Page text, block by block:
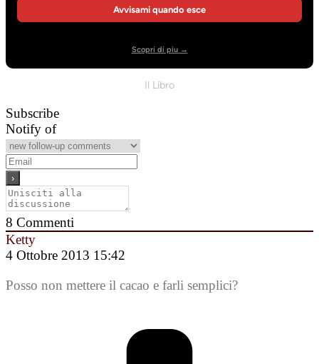
Avvisami quando esce
Scopri di piu →
Il Libro
Subscribe
Notify of
8 Commenti
Ketty
4 Ottobre 2013 15:42
Posso non mettere il cacao e farli semplici?